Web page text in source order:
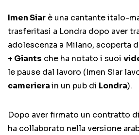
Imen Siar è una cantante italo-
trasferitasi a Londra dopo aver
adolescenza a Milano, scoperta
+ Giants che ha notato i suoi
le pause dal lavoro (Imen Siar
camerierain un pub di Londra).
Dopo aver firmato un contratto
ha collaborato nella versione